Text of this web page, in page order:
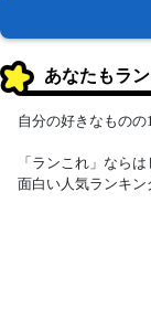
あなたもラ
自分の好きなもの
「ランこれ」なら
面白い人気ランキン